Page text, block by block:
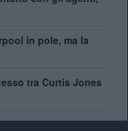
in pole, ma la
tra Curtis Jones